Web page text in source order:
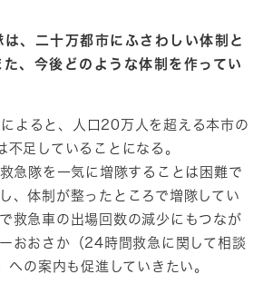
は、二十万都市にふさわしい体制と
、今後どのような体制を作ってい
よると、人口20万人を超える本市の
足していることになる。
急隊を一気に増隊することは困難で
、体制が整ったところで増隊してい
救急車の出場回数の減少にもつなが
おおさか（24時間救急に関して相談
の案内も促進していきたい。